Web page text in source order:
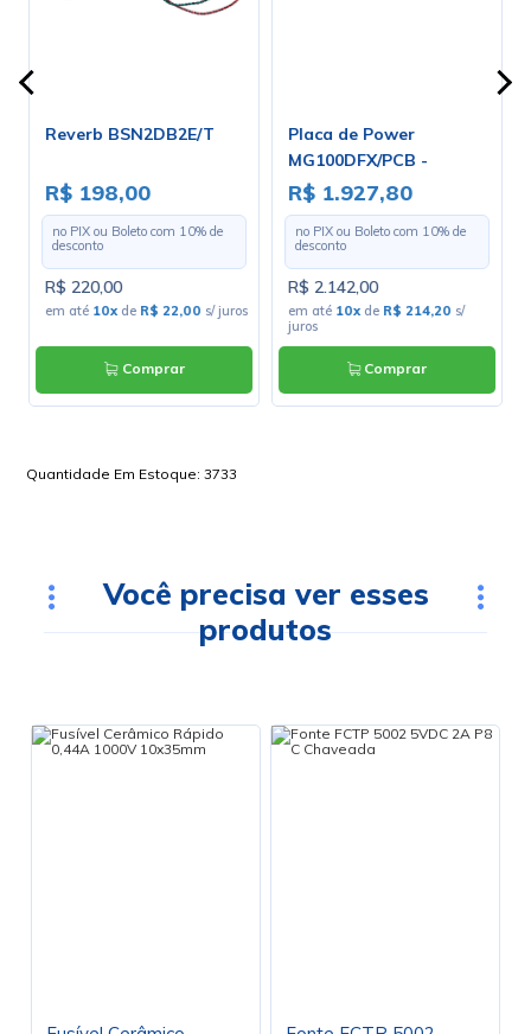
Reverb BSN2DB2E/T
R$ 198,00
no PIX ou Boleto com 10% de
desconto
R$ 220,00
em até 10xde R$ 22,00 s/ juros
Comprar
Placa de Power
MG100DFX/PCB -
Marshall
R$ 1.927,80
no PIX ou Boleto com 10% de
desconto
R$ 2.142,00
em até 10xde R$ 214,20 s/
juros
Comprar
Quantidade Em Estoque:3733
Você precisa ver esses
produtos